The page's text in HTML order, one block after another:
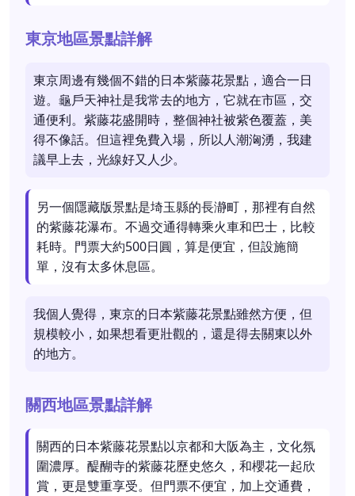
東京地區景點詳解
東京周邊有幾個不錯的日本紫藤花景點，適合一日
遊。龜戶天神社是我常去的地方，它就在市區，交
通便利。紫藤花盛開時，整個神社被紫色覆蓋，美
得不像話。但這裡免費入場，所以人潮洶湧，我建
議早上去，光線好又人少。
另一個隱藏版景點是埼玉縣的長瀞町，那裡有自然
的紫藤花瀑布。不過交通得轉乘火車和巴士，比較
耗時。門票大約500日圓，算是便宜，但設施簡
單，沒有太多休息區。
我個人覺得，東京的日本紫藤花景點雖然方便，但
規模較小，如果想看更壯觀的，還是得去關東以外
的地方。
關西地區景點詳解
關西的日本紫藤花景點以京都和大阪為主，文化氛
圍濃厚。醍醐寺的紫藤花歷史悠久，和櫻花一起欣
賞，更是雙重享受。但門票不便宜，加上交通費，